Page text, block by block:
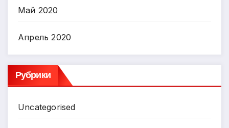
Май 2020
Апрель 2020
Рубрики
Uncategorised